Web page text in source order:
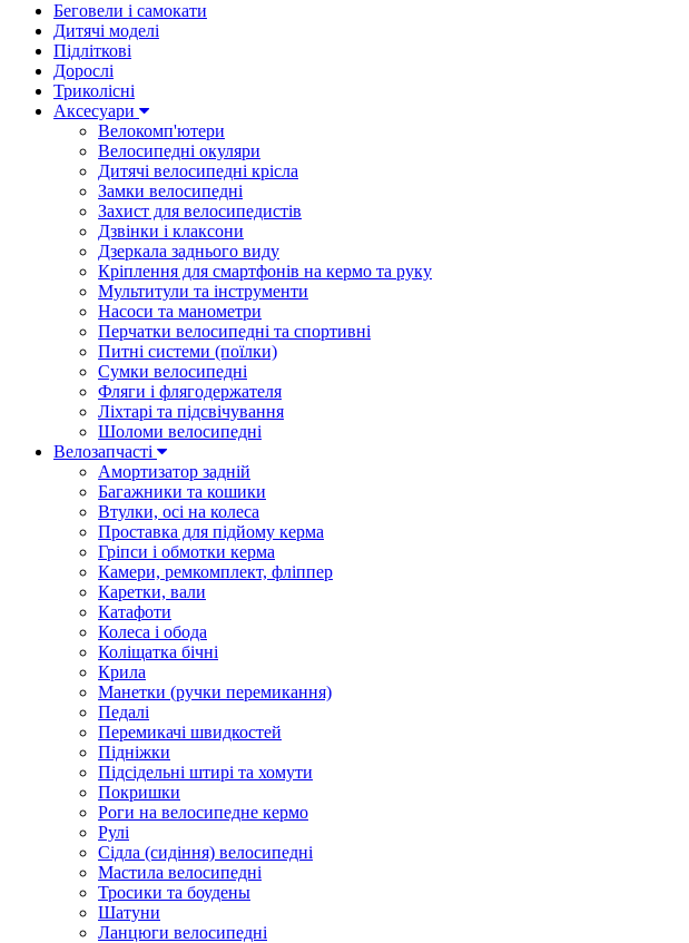
Беговели і самокати
Дитячі моделі
Підліткові
Дорослі
Триколісні
Аксесуари
Велокомп'ютери
Велосипедні окуляри
Дитячі велосипедні крісла
Замки велосипедні
Захист для велосипедистів
Дзвінки і клаксони
Дзеркала заднього виду
Кріплення для смартфонів на кермо та руку
Мультитули та інструменти
Насоси та манометри
Перчатки велосипедні та спортивні
Питні системи (поїлки)
Сумки велосипедні
Фляги і флягодержателя
Ліхтарі та підсвічування
Шоломи велосипедні
Велозапчасті
Амортизатор задній
Багажники та кошики
Втулки, осі на колеса
Проставка для підйому керма
Гріпси і обмотки керма
Камери, ремкомплект, фліппер
Каретки, вали
Катафоти
Колеса і обода
Коліщатка бічні
Крила
Манетки (ручки перемикання)
Педалі
Перемикачі швидкостей
Підніжки
Підсідельні штирі та хомути
Покришки
Роги на велосипедне кермо
Рулі
Сідла (сидіння) велосипедні
Мастила велосипедні
Тросики та боудены
Шатуни
Ланцюги велосипедні